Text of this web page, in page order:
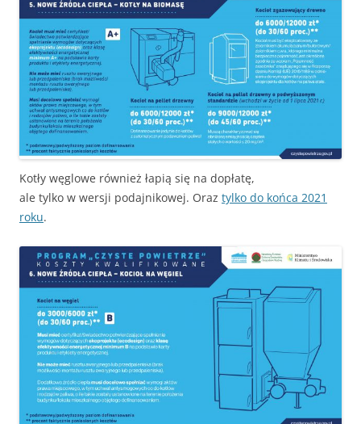
Kotły węglowe również łapią się na dopłatę,
ale tylko w wersji podajnikowej. Oraz tylko do końca 2021
roku.